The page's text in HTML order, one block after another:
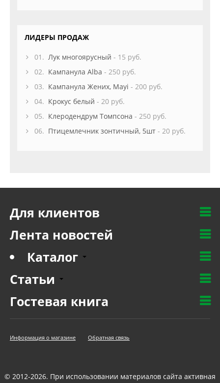
ЛИДЕРЫ ПРОДАЖ
01. Лук многоярусный - 15 руб.
02. Кампанула Alba - 250 руб.
03. Кампанула Жених, Mayi - 200 руб.
04. Крокус белый - 20 руб.
05. Клеродендрум Томпсона - 250 руб.
06. Птицемлечник зонтичный, 5шт - 20 руб.
Для клиентов
Лента новостей
Каталог
Статьи
Гостевая книга
Информация о магазине Обратная связь
© 2012-2026. При использовании материалов сайта активная